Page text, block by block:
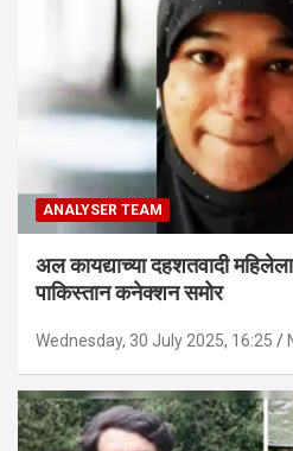
ANALYSER TEAM
अल कायद्याच्या दहशतवादी
पाकिस्तान कनेक्शन समोर
Wednesday, 30 July 2025, 16:25